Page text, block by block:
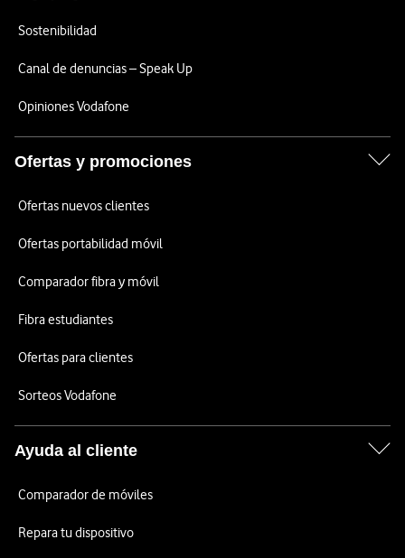
Sostenibilidad
Canal de denuncias – Speak Up
Opiniones Vodafone
Ofertas y promociones
Ofertas nuevos clientes
Ofertas portabilidad móvil
Comparador fibra y móvil
Fibra estudiantes
Ofertas para clientes
Sorteos Vodafone
Ayuda al cliente
Comparador de móviles
Repara tu dispositivo